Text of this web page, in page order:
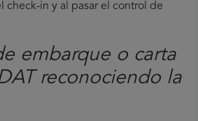
check-in y al pasar el control de
embarque o carta
reconociendo la